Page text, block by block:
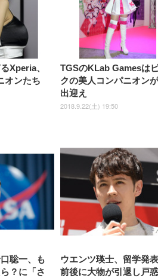
ト ハンガー付き 高反発クッシ
ョン PCチェア 通気性メッシ
ュ ゲーミング/勉強/事務用 お
しゃれ パソコンチェア (ブラ
ック)
ハンガー付
ン PCチェア
ゲーミング/
ゃれ パソコ
ト)
ComfortView ビジ
Xperia、
オンたち
TGSのKLab Gamesは
クの美人コンパニオン
出迎え
2018.9.22(土) 19:50
聡一、も
？に「さ
ウエンツ瑛士、留学発
前後に大物が引退し戸